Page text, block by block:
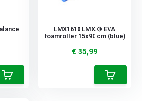
LMX1610 LMX.® EVA
foamroller 15x90 cm (blue)
€ 35,99